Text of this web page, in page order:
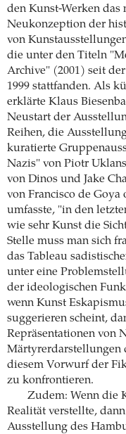
den Kunst-Werken
Neukonzeption der
von
die unter den Titeln
Archive" (2001) seit
1999 stattfanden. Als
erklärte Klaus
Neustart der
Reihen, die
kuratierte
Nazis" von Piotr
von Dinos und Jake
von Francisco de
umfasste, "in den
wie sehr Kunst die
Stelle muss man sich
das Tableau
unter eine
der ideologischen
wenn Kunst
suggerieren scheint,
Repräsentationen von
Märtyrerdarstellungen
diesem Vorwurf der
zu konfrontieren.
Zudem: Wenn die
Realität verstellte,
Ausstellung des